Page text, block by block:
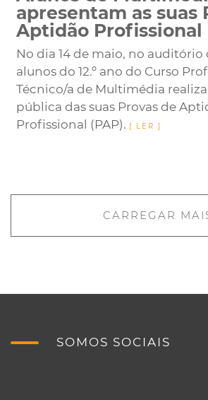
apresentam as suas
Aptidão Profissional
No dia 14 de maio, no auditório
alunos do 12.º ano do Curso
Técnico/a de Multimédia
pública das suas Provas de
Profissional (PAP).
CARREGAR
SOMOS SOCIAIS